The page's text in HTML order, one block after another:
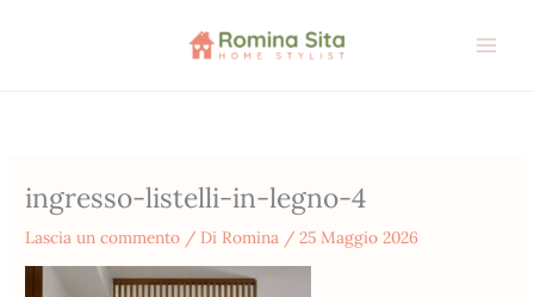
ingresso-listelli-in-legno-4
Lascia un commento / Di Romina /25 Maggio 2026